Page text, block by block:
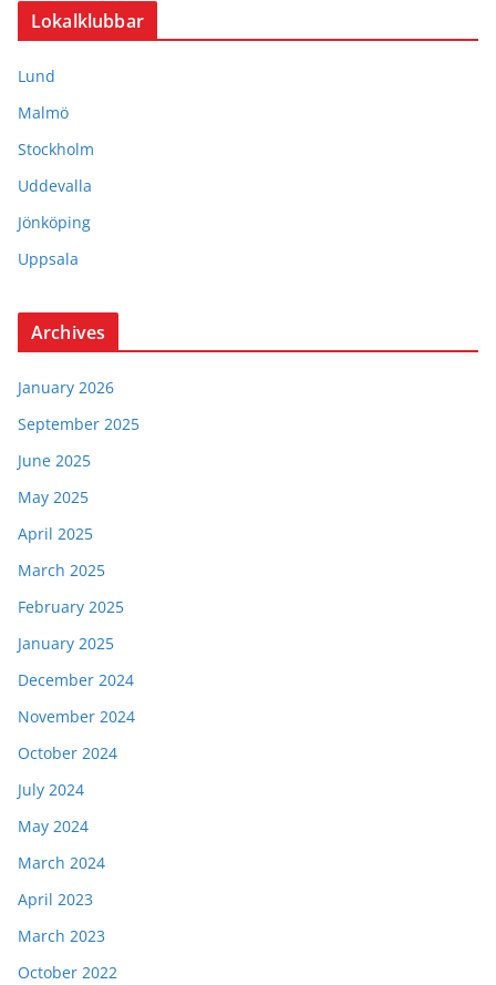
Lokalklubbar
Lund
Malmö
Stockholm
Uddevalla
Jönköping
Uppsala
Archives
January 2026
September 2025
June 2025
May 2025
April 2025
March 2025
February 2025
January 2025
December 2024
November 2024
October 2024
July 2024
May 2024
March 2024
April 2023
March 2023
October 2022